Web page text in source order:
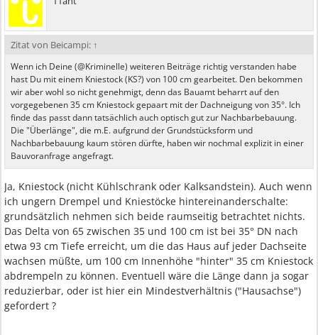
Zitat von Beicampi: ↑
Wenn ich Deine (@Kriminelle) weiteren Beiträge richtig verstanden habe
hast Du mit einem Kniestock (KS?) von 100 cm gearbeitet. Den bekommen
wir aber wohl so nicht genehmigt, denn das Bauamt beharrt auf den
vorgegebenen 35 cm Kniestock gepaart mit der Dachneigung von 35°. Ich
finde das passt dann tatsächlich auch optisch gut zur Nachbarbebauung.
Die "Überlänge", die m.E. aufgrund der Grundstücksform und
Nachbarbebauung kaum stören dürfte, haben wir nochmal explizit in einer
Bauvoranfrage angefragt.
Ja, Kniestock (nicht Kühlschrank oder Kalksandstein). Auch wenn
ich ungern Drempel und Kniestöcke hintereinanderschalte:
grundsätzlich nehmen sich beide raumseitig betrachtet nichts.
Das Delta von 65 zwischen 35 und 100 cm ist bei 35° DN nach
etwa 93 cm Tiefe erreicht, um die das Haus auf jeder Dachseite
wachsen müßte, um 100 cm Innenhöhe "hinter" 35 cm Kniestock
abdrempeln zu können. Eventuell wäre die Länge dann ja sogar
reduzierbar, oder ist hier ein Mindestverhältnis ("Hausachse")
gefordert ?